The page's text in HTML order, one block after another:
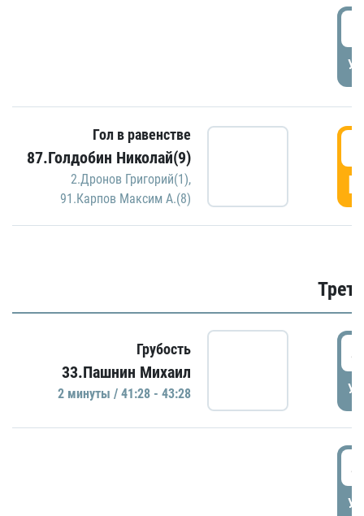
Гол в равенстве
87.Голдобин Николай(9)
2.Дронов Григорий(1),
91.Карпов Максим А.(8)
Грубость
33.Пашнин Михаил
2 минуты / 41:28 - 43:28